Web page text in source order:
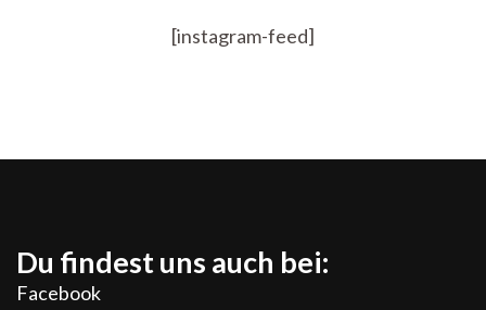
[instagram-feed]
Du findest uns auch bei:
Facebook